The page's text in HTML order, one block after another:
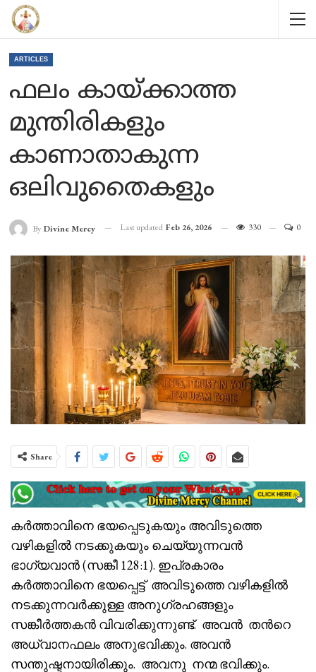
ARTICLES
ഫലം കായ്ക്കാത്ത
മുന്തിരികളും
കാണാതാകുന്ന
ഒലിവുതൈകളും
By Divine Mercy Last updated Feb 26, 2026 330 0
Share
കർത്താവിനെ ഭയപ്പെടുകയും അവിടുത്തെ
വഴികളിൽ നടക്കുകയും ചെയ്യുന്നവൻ
ഭാഗ്യവാൻ (സങ്കീ 128:1). ഇപ്രകാരം
കർത്താവിനെ ഭയപ്പെട്ട് അവിടുത്തെ വഴികളിൽ
നടക്കുന്നവർക്കുള്ള അനുഗ്രഹങ്ങളും
സങ്കീർത്തകൻ വിവരിക്കുന്നുണ്ട്. അവൻ തൻറെ
അധ്വാനഫലം അനുഭവിക്കും. അവൻ
സന്തുഷ്ടനായിരിക്കും. അവനു നന്മ ഭവിക്കും.